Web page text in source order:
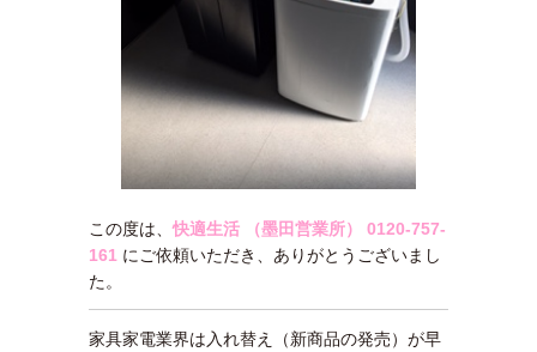
この度は、快適生活 （墨田営業所）
0120-757-
161 にご依頼いただき、ありがとうございまし
た。
家具家電業界は入れ替え（新商品の発売）が早